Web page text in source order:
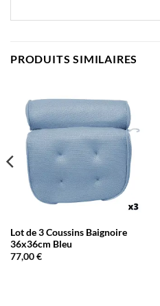
PRODUITS SIMILAIRES
Lot de 3 Coussins Baignoire
36x36cm Bleu
77,00€